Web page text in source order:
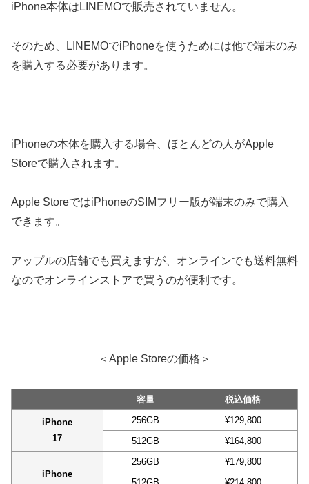
iPhone本体はLINEMOで販売されていません。
そのため、LINEMOでiPhoneを使うためには他で端末のみ
を購入する必要があります。
iPhoneの本体を購入する場合、ほとんどの人がApple
Storeで購入されます。
Apple StoreではiPhoneのSIMフリー版が端末のみで購入
できます。
アップルの店舗でも買えますが、オンラインでも送料無料
なのでオンラインストアで買うのが便利です。
＜Apple Storeの価格＞
容量 税込価格
iPhone
17
256GB
¥129,800
512GB
¥164,800
iPhone
256GB
¥179,800